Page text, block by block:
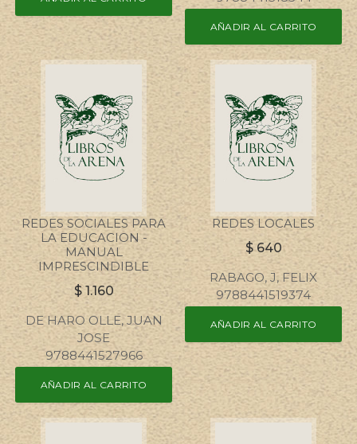
AÑADIR AL CARRITO
REDES SOCIALES PARA
LA EDUCACION -
MANUAL
IMPRESCINDIBLE
$ 1.160
DE HARO OLLE, JUAN
JOSE
9788441527966
AÑADIR AL CARRITO
REDES LOCALES
$640
RABAGO, J, FELIX
9788441519374
AÑADIR AL CARRITO